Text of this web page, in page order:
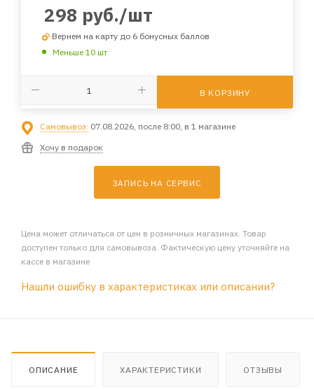
298 руб./шт
Вернем на карту до 6 бонусных баллов
Меньше 10 шт
В КОРЗИНУ
Самовывоз: 07.08.2026, после 8:00, в 1 магазине
Хочу в подарок
ЗАПИСЬ НА СЕРВИС
Цена может отличаться от цен в розничных магазинах. Товар
доступен только для самовывоза. Фактическую цену уточняйте на
кассе в магазине
Нашли ошибку в характеристиках или описании?
ОПИСАНИЕ ХАРАКТЕРИСТИКИ ОТЗЫВЫ